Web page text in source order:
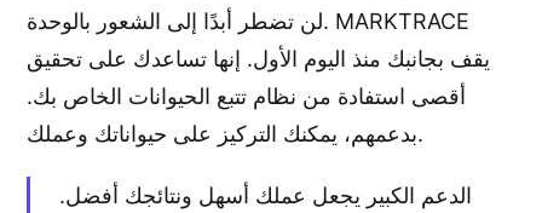
لن تضطر أبدًا إلى الشعور بالوحدة. MARKTRACE
يقف بجانبك منذ اليوم الأول. إنها تساعدك على تحقيق
أقصى استفادة من نظام تتبع الحيوانات الخاص بك.
بدعمهم، يمكنك التركيز على حيواناتك وعملك.
الدعم الكبير يجعل عملك أسهل ونتائجك أفضل.